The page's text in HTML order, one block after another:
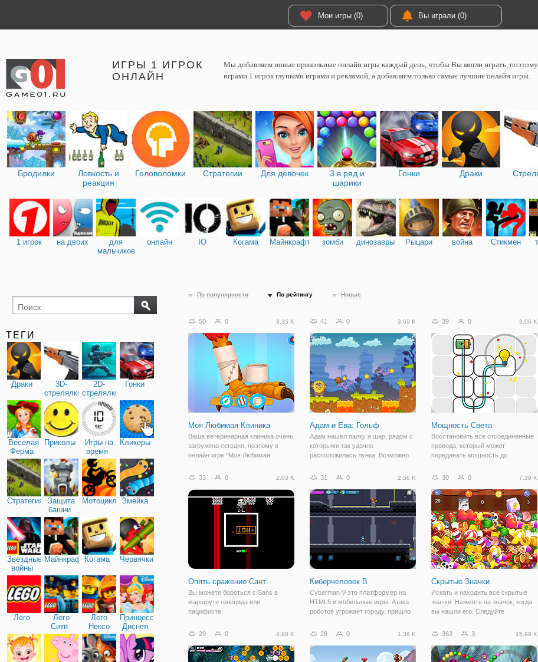
Мои игры (0) Вы играли (0)
ИГРЫ 1 ИГРОК
ОНЛАЙН
Мы добавляем новые прикольные онлайн игры каждый день, чтобы Вы могли играть, поэтому
играми 1 игрок глупыми играми и рекламой, а добавляем только самые лучшие онлайн игры.
Бродилки
Ловкость и
реакция
Головоломки Стратегии Для девочек
3 в ряд и
шарики
Гонки Драки
1 игрок на двоих
для
мальчиков
онлайн IO Когама Майнкрафт зомби динозавры Рыцари война Стикмен
ТЕГИ
Драки
3D-
стрелялки
2D-
стрелялки
Гонки
Веселая
Ферма
Приколы
Игры на
время
Кликеры
Стратегия
Защита
башни
МотоциклыЗмейка
Звездные
войны
МайнкрафтКогама Червячки
Лего
Лего
Сити
Лего
Нексо
Найтс
Принцессы
Диснея
По популярности По рейтингу Новые
50 0 3.35 K
Моя Любимая Клиника
Ваша ветеринарная клиника очень
загружена сегодня, поэтому в
онлайн игре "Моя Любимая
доктору справиться с потоком
аркада с медицинским уклоном, в
которой вам
41 0 3.69 K
Адам и Ева: Гольф
Адам нашел палку и шар, рядом с
которыми так удачно
расположилась лунка. Возможно
такая игра. В онлайн игре "Адам и
сыграть в партию гольфа вместе с
Адамом. По
39 0 3.06 K
Мощность Света
Восстановить все отсоединенные
провода, который может
передавать мощность до
все головоломки, чтобы весело
состоит, чтобы включить все
лампочки в каждом из
33 0 2.03 K
Опять сражение Сант
Вы можете бороться с Sans в
маршруте геноцида или
пацифисте.
31 0 2.56 K
Киберчеловек В
Cyberman V-это платформер на
HTML5 и мобильные игры. Атака
роботов угрожает городу, пришло
уничтожь их! Путешествуйте по
постарайтесь найти все золото и
30 0 7.39 K
Скрытые Значки
Искать и находить все скрытые
значки. Нажмите на значок, когда
вы нашли его. Следуйте
таймер, найти объекты в данный
количество элементов, указанное
в цель.
29 0 4.98 K 28 0 1.36 K 363 3 15.99 K